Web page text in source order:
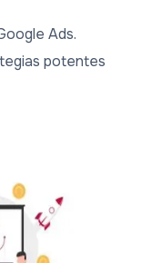
Ads.
potentes